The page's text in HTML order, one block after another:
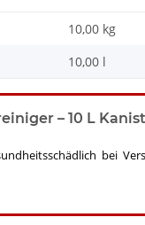
10,00 kg
10,00 l
– 10 L
bei